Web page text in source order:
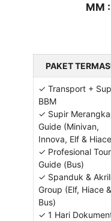
MM
PAKET
✓ Transport +
BBM
✓ Supir
Guide (Minivan,
Innova, Elf &
✓ Profesional Tour
Guide (Bus)
✓ Spanduk &
Group (Elf, Hiace &
Bus)
✓ 1 Hari